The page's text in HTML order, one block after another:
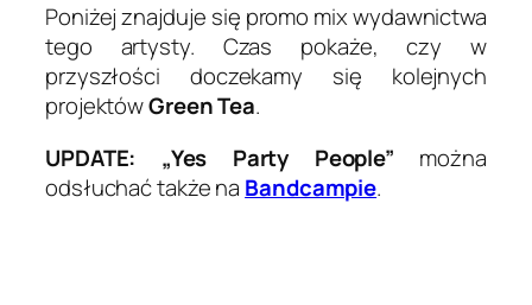
Poniżej znajduje się promo mix wydawnictwa
tego artysty. Czas pokaże, czy w
przyszłości doczekamy się kolejnych
projektówGreen Tea.
UPDATE: „Yes Party People” można
odsłuchać także na Bandcampie.